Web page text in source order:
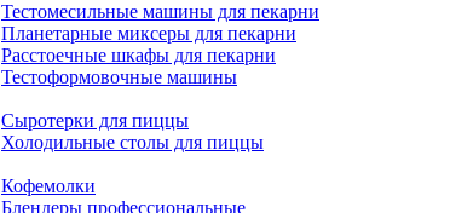
Тестомесильные машины для пекарни
Планетарные миксеры для пекарни
Расстоечные шкафы для пекарни
Тестоформовочные машины
Сыротерки для пиццы
Холодильные столы для пиццы
Кофемолки
Блендеры профессиональные